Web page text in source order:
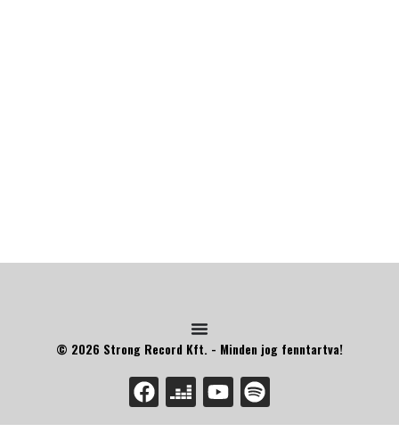
© 2026 Strong Record Kft. - Minden jog fenntartva!